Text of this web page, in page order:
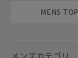
MENS TOP
メンズカテゴリ